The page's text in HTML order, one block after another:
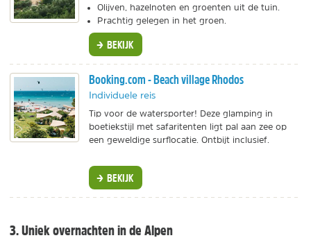
Olijven, hazelnoten en groenten uit de tuin.
Prachtig gelegen in het groen.
BEKIJK
Booking.com - Beach village Rhodos
Individuele reis
Tip voor de watersporter! Deze glamping in
boetiekstijl met safaritenten ligt pal aan zee op
een geweldige surflocatie. Ontbijt inclusief.
BEKIJK
3. Uniek overnachten in de Alpen